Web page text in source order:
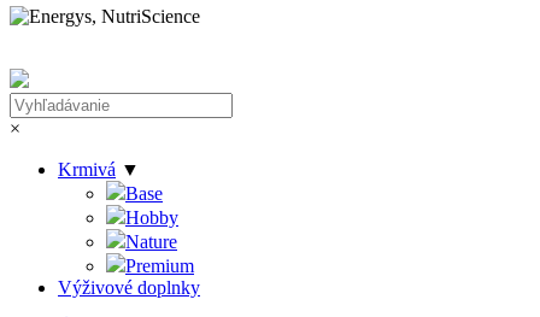
×
Krmivá ▼
Base
Hobby
Nature
Premium
Výživové doplnky